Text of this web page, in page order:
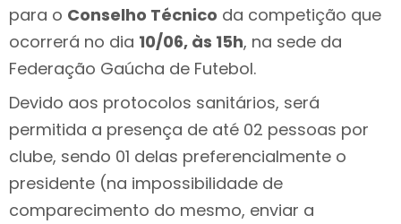
para o Conselho Técnico da competição que
ocorrerá no dia 10/06, às 15h, na sede da
Federação Gaúcha de Futebol.
Devido aos protocolos sanitários, será
permitida a presença de até 02 pessoas por
clube, sendo 01 delas preferencialmente o
presidente (na impossibilidade de
comparecimento do mesmo, enviar a